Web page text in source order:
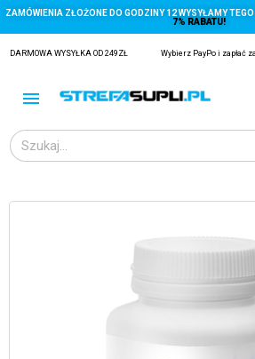
ZAMÓWIENIA ZŁOŻONE DO GODZINY 12 WYSYŁAMY TEGO
7% RABATU!
DARMOWA WYSYŁKA OD 249ZŁ Wybierz PayPo i zapłać